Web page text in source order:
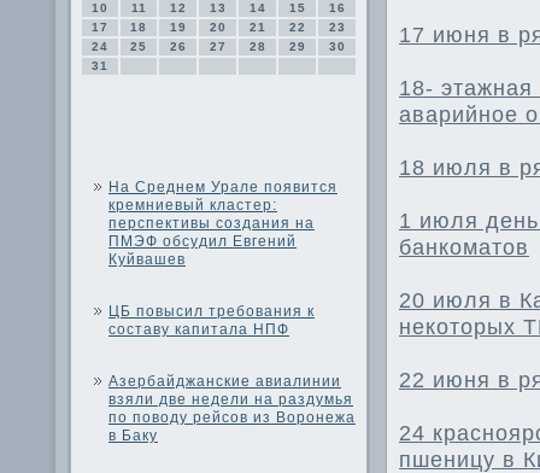
10
11 12 13 14 15
16
17
18 19 20 21 22
23
24
25 26 27 28 29
30
31
На Среднем Урале появится
кремниевый кластер:
перспективы создания на
ПМЭФ обсудил Евгений
Куйвашев
ЦБ повысил требования к
составу капитала НПФ
Азербайджанские авиалинии
взяли две недели на раздумья
по поводу рейсов из Воронежа
в Баку
17 июня в
18- этажная
аварийное
18 июля в
1 июля
банкоматов
20 июля в
некоторых
22 июня в
24
пшеницу в